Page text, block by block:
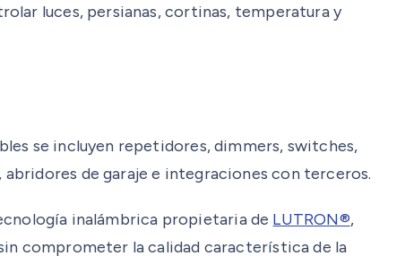
luces, persianas, cortinas, temperatura y
se incluyen repetidores, dimmers, switches,
de garaje e integraciones con terceros.
inalámbrica propietaria de LUTRON®,
comprometer la calidad característica de la